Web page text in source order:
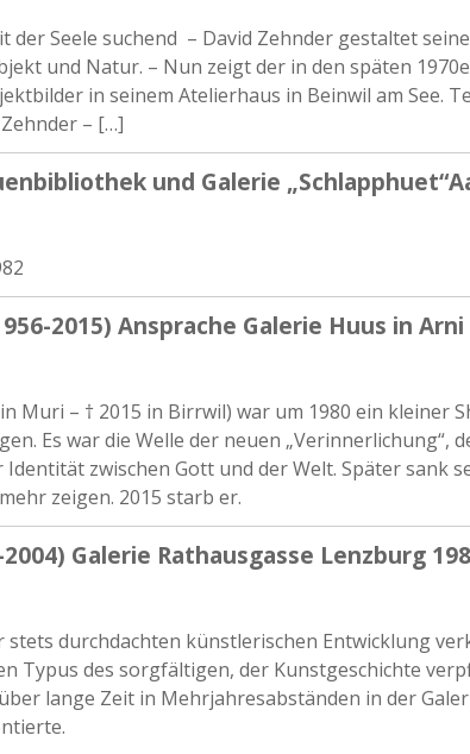
der Seele suchend – David Zehnder gestaltet
und Natur. – Nun zeigt der in den späten
in seinem Atelierhaus in Beinwil am See.
– […]
und Galerie
2015) Ansprache Galerie Huus in Arni
Muri – † 2015 in Birrwil) war um 1980 ein kleiner
Es war die Welle der neuen „Verinnerlichung“,
zwischen Gott und der Welt. Später sank
zeigen. 2015 starb er.
Galerie Rathausgasse Lenzburg
durchdachten künstlerischen Entwicklung
Typus des sorgfältigen, der Kunstgeschichte
lange Zeit in Mehrjahresabständen in der